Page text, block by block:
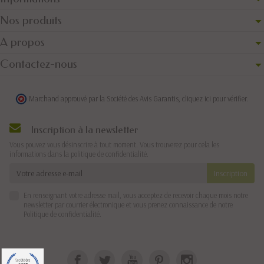
Nos produits
A propos
Contactez-nous
Marchand approuvé par la Société des Avis Garantis, cliquez ici pour vérifier
Inscription à la newsletter
Vous pouvez vous désinscrire à tout moment. Vous trouverez pour cela les
informations dans la politique de confidentialité.
En renseignant votre adresse mail, vous acceptez de recevoir chaque mois notre
newsletter par courrier électronique et vous prenez connaissance de notre
Politique de confidentialité